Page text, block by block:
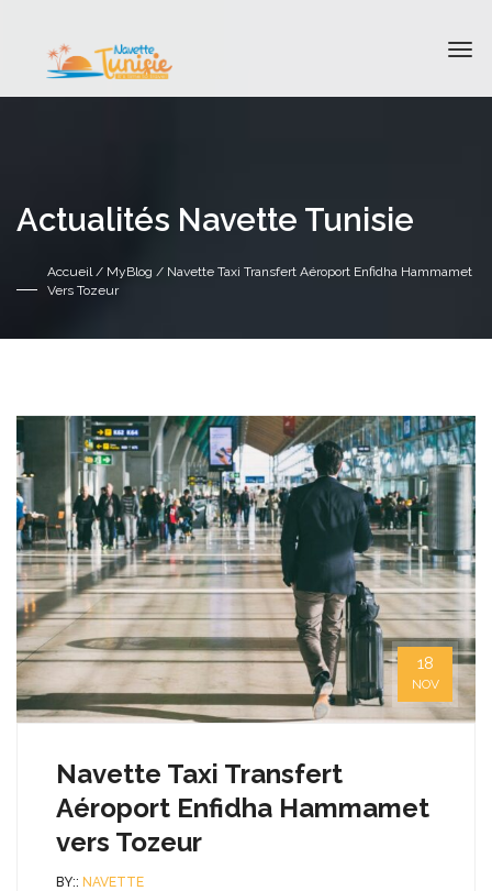
Actualités Navette Tunisie
Accueil/ MyBlog / Navette Taxi Transfert Aéroport Enfidha Hammamet
Vers Tozeur
Navette Taxi Transfert
Aéroport Enfidha Hammamet
vers Tozeur
BY:: NAVETTE
18
NOV